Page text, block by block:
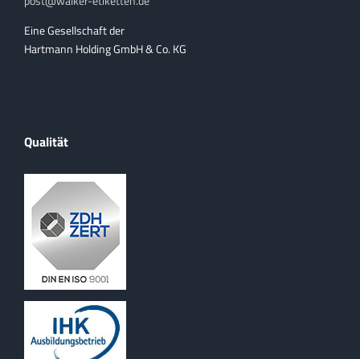
Eine Gesellschaft der
Hartmann Holding GmbH & Co. KG
Qualität